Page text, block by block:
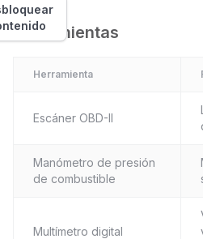
Herramientas
Herramienta
Escáner OBD-II
Manómetro de presión
de combustible
Multímetro digital